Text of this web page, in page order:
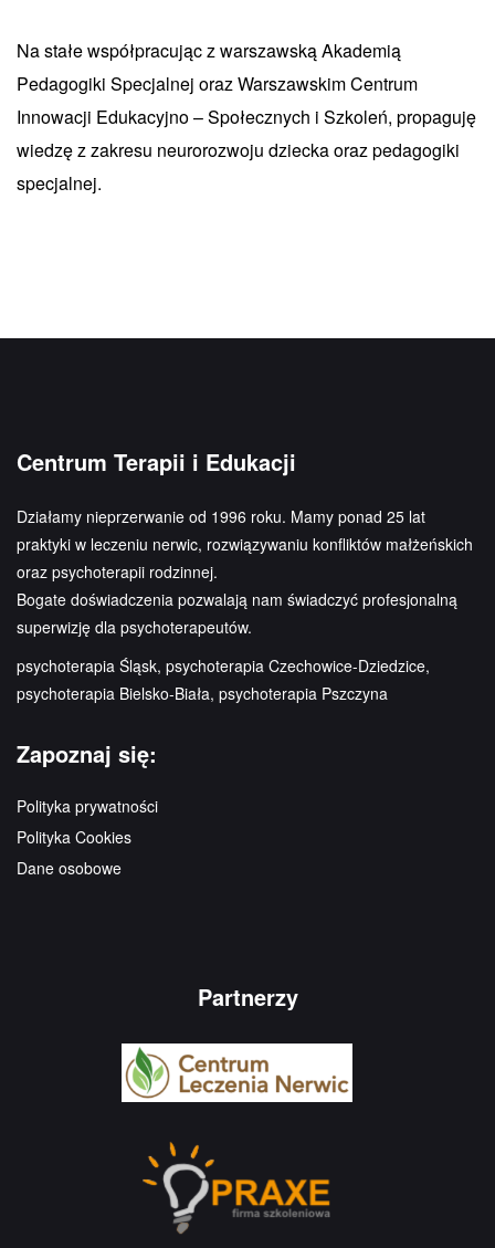
Na stałe współpracując z warszawską Akademią
Pedagogiki Specjalnej oraz Warszawskim Centrum
Innowacji Edukacyjno – Społecznych i Szkoleń, propaguję
wiedzę z zakresu neurorozwoju dziecka oraz pedagogiki
specjalnej.
Centrum Terapii i Edukacji
Działamy nieprzerwanie od 1996 roku. Mamy ponad 25 lat
praktyki w leczeniu nerwic, rozwiązywaniu konfliktów małżeńskich
oraz psychoterapii rodzinnej.
Bogate doświadczenia pozwalają nam świadczyć profesjonalną
superwizję dla psychoterapeutów.
psychoterapia Śląsk, psychoterapia Czechowice-Dziedzice,
psychoterapia Bielsko-Biała, psychoterapia Pszczyna
Zapoznaj się:
Polityka prywatności
Polityka Cookies
Dane osobowe
Partnerzy